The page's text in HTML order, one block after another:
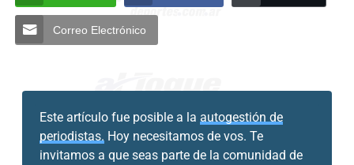
Correo Electrónico
Este artículo fue posible a la autogestión de
periodistas. Hoy necesitamos de vos. Te
invitamos a que seas parte de la comunidad de